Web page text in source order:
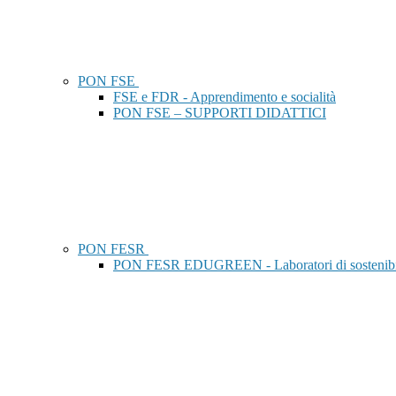
PON FSE
FSE e FDR - Apprendimento e socialità
PON FSE – SUPPORTI DIDATTICI
PON FESR
PON FESR EDUGREEN - Laboratori di